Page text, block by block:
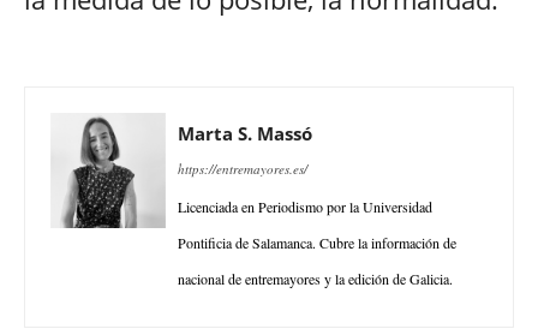
Marta S. Massó
https://entremayores.es/
Licenciada en Periodismo por la Universidad
Pontificia de Salamanca. Cubre la información de
nacional de entremayores y la edición de Galicia.